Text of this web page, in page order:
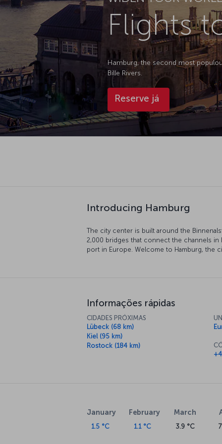
Flights
Hamburg, the second most
Bille Rivers.
Reserve já
Introducing Hamburg
The city center is built around the
2,000 bridges that connect the channels in
port in Europe. Welcome to Hamburg, the
Informações rápidas
CIDADES PRÓXIMAS
Lübeck (68 km)
Kiel (95 km)
Rostock (184 km)
January
1.5 °C
February
1.1 °C
March
3.9 °C